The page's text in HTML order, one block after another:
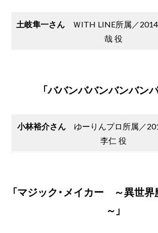
土岐隼一さん ＷITH LINE所属／2014
哉 役
「ババンババンバンバン
小林裕介さん ゆーりんプロ所属／
李仁 役
「マジック・メイカー ～異世
～」